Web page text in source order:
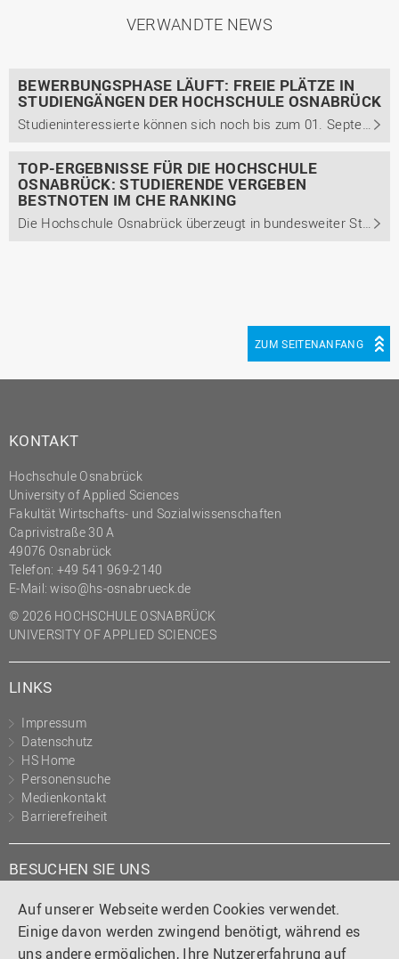
Auf unserer Webseite werden Cookies verwendet.
Einige davon werden zwingend benötigt, während es
uns andere ermöglichen, Ihre Nutzererfahrung auf
VERWANDTE NEWS
BEWERBUNGSPHASE LÄUFT: FREIE PLÄTZE IN
STUDIENGÄNGEN DER HOCHSCHULE OSNABRÜCK
Studieninteressierte können sich noch bis zum 01. September für Bachelor- und Masterstudiengänge in Osnabrück und Lingen bewerben. Für ausgewählte zulassungsbeschränkte Studiengänge wurde die Frist verlängert.
TOP-ERGEBNISSE FÜR DIE HOCHSCHULE
OSNABRÜCK: STUDIERENDE VERGEBEN
BESTNOTEN IM CHE RANKING
Die Hochschule Osnabrück überzeugt in bundesweiter Studierendenumfrage mit überdurchschnittlicher Qualität und Studierendenzufriedenheit in ihren Bachelorstudiengängen der Bereiche Wirtschafts- und Rechtswissenschaften sowie Soziale Arbeit.
ZUM SEITENANFANG
KONTAKT
Hochschule Osnabrück
University of Applied Sciences
Fakultät Wirtschafts- und Sozialwissenschaften
Caprivistraße 30 A
49076 Osnabrück
Telefon: +49 541 969-2140
E-Mail:wiso@hs-osnabrueck.de
© 2026 HOCHSCHULE OSNABRÜCK
UNIVERSITY OF APPLIED SCIENCES
LINKS
Impressum
Datenschutz
HS Home
Personensuche
Medienkontakt
Barrierefreiheit
BESUCHEN SIE UNS
Instagram
TiktokLinkedIn
YouTube
Facebook